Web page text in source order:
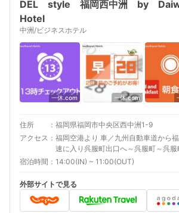
DEL style 福岡西中洲 by
Hotel
中洲/ビジネスホテル
一休.com 一休.com
住所
福岡県福岡市中央区西中洲1-9
アクセス
福岡空港より 車／九州自動車道から
速に入り呉服町出口へ～呉服町～呉服
りて「蔵本」を左、「祇園町」を右（
端駅」下車、徒歩約8分 博多駅より 車
動車道から福岡都市高速に入り呉服
呉服町～呉服町出口降りて「蔵本」
宿泊時間 14:00(IN) ~ 11:00(OUT)
外部サイトで見る